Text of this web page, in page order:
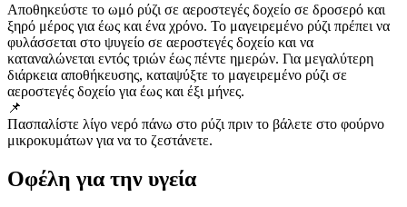
Αποθηκεύστε το ωμό ρύζι σε αεροστεγές δοχείο σε δροσερό και
ξηρό μέρος για έως και ένα χρόνο. Το μαγειρεμένο ρύζι πρέπει να
φυλάσσεται στο ψυγείο σε αεροστεγές δοχείο και να
καταναλώνεται εντός τριών έως πέντε ημερών. Για μεγαλύτερη
διάρκεια αποθήκευσης, καταψύξτε το μαγειρεμένο ρύζι σε
αεροστεγές δοχείο για έως και έξι μήνες.
📌
Πασπαλίστε λίγο νερό πάνω στο ρύζι πριν το βάλετε στο φούρνο
μικροκυμάτων για να το ζεστάνετε.
Οφέλη για την υγεία